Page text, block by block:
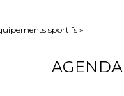
sportifs »
AGENDA